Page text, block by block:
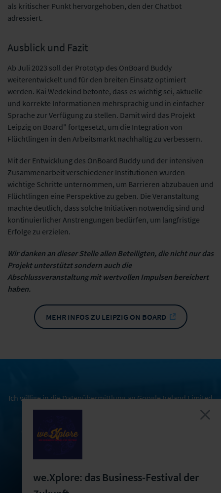
als kritischer Punkt hervorgehoben, den der Chatbot
adressiert.
Ausblick und Fazit
Ab Juli 2023 soll der Prototyp des OnBoard Buddy
weiterentwickelt und für den breiten Einsatz optimiert
werden. Kai Wedekind betonte, dass es wichtig sei, aktuelle
und korrekte Informationen mehrsprachig und in einfacher
Sprache zur Verfügung zu stellen. Damit wird das Projekt
Leipzig on Board" fortgesetzt, um die Integration von
Flüchtlingen in den Arbeitsmarkt nachhaltig zu verbessern.
Mit der Entwicklung des OnBoard Buddy und der intensiven
Zusammenarbeit verschiedener Institutionen wurden
wichtige Schritte unternommen, um Barrieren abzubauen und
Flüchtlingen eine Perspektive zu geben. Die Veranstaltung
machte deutlich, dass solche Initiativen notwendig sind und
kontinuierlicher Anstrengungen bedürfen, um langfristige
Erfolge zu erzielen.
Wir danken an dieser Stelle allen Beteiligten, die nicht nur das
Projekt unterstützt sondern auch die
Abschlussveranstaltung mit wertvollen Impulsen bereichert
haben.
MEHR INFOS ZU LEIPZIG ON BOARD
Ich willige in die Datenübermittlung an Google Ireland Limited
(Gordon House, Barrow Street Dublin 4, Ireland) ein.
Genauere Informationen entnehmen Sie bitte unserer
Datenschutzerklärung
we.Xplore: das Business-Festival der